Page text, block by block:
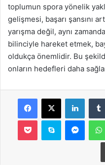
toplumun spora yönelik
gelişmesi, başarı şansını
yarışma değil, aynı
bilinciyle hareket etmek,
oldukça önemlidir. Bu
onların hedefleri daha
Facebook
X
Pocket Skype